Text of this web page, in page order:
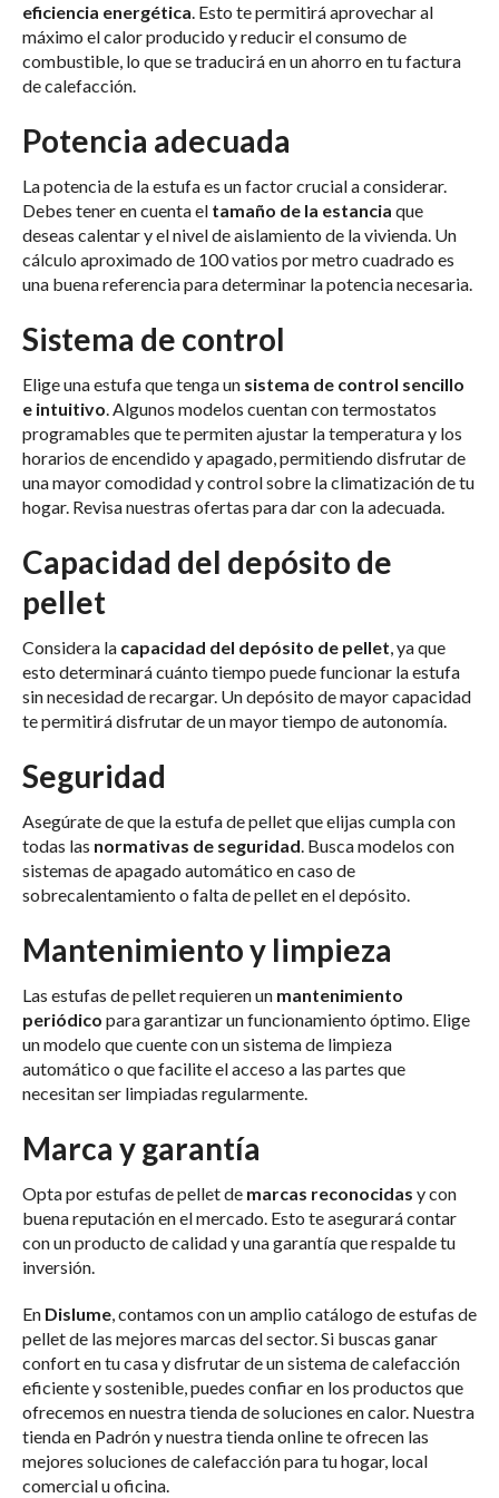
eficiencia energética. Esto te permitirá aprovechar al
máximo el calor producido y reducir el consumo de
combustible, lo que se traducirá en un ahorro en tu factura
de calefacción.
Potencia adecuada
La potencia de la estufa es un factor crucial a considerar.
Debes tener en cuenta el tamaño de la estancia que
deseas calentar y el nivel de aislamiento de la vivienda. Un
cálculo aproximado de 100 vatios por metro cuadrado es
una buena referencia para determinar la potencia necesaria.
Sistema de control
Elige una estufa que tenga un sistema de control sencillo
e intuitivo. Algunos modelos cuentan con termostatos
programables que te permiten ajustar la temperatura y los
horarios de encendido y apagado, permitiendo disfrutar de
una mayor comodidad y control sobre la climatización de tu
hogar. Revisa nuestras ofertas para dar con la adecuada.
Capacidad del depósito de
pellet
Considera la capacidad del depósito de pellet, ya que
esto determinará cuánto tiempo puede funcionar la estufa
sin necesidad de recargar. Un depósito de mayor capacidad
te permitirá disfrutar de un mayor tiempo de autonomía.
Seguridad
Asegúrate de que la estufa de pellet que elijas cumpla con
todas las normativas de seguridad. Busca modelos con
sistemas de apagado automático en caso de
sobrecalentamiento o falta de pellet en el depósito.
Mantenimiento y limpieza
Las estufas de pellet requieren un mantenimiento
periódico para garantizar un funcionamiento óptimo. Elige
un modelo que cuente con un sistema de limpieza
automático o que facilite el acceso a las partes que
necesitan ser limpiadas regularmente.
Marca y garantía
Opta por estufas de pellet de marcas reconocidas y con
buena reputación en el mercado. Esto te asegurará contar
con un producto de calidad y una garantía que respalde tu
inversión.
En Dislume, contamos con un amplio catálogo de estufas de
pellet de las mejores marcas del sector. Si buscas ganar
confort en tu casa y disfrutar de un sistema de calefacción
eficiente y sostenible, puedes confiar en los productos que
ofrecemos en nuestra tienda de soluciones en calor. Nuestra
tienda en Padrón y nuestra tienda online te ofrecen las
mejores soluciones de calefacción para tu hogar, local
comercial u oficina.